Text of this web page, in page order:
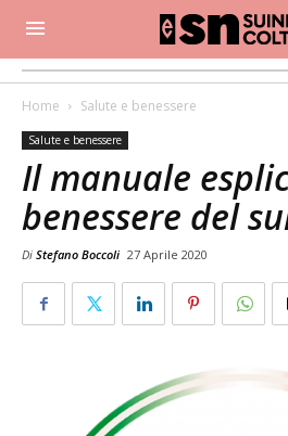
Home Salute e benessere
Salute e benessere
Il manuale
benessere del
Di Stefano Boccoli 27 Aprile 2020